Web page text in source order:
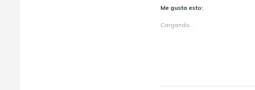
Me gusta esto:
Cargando...